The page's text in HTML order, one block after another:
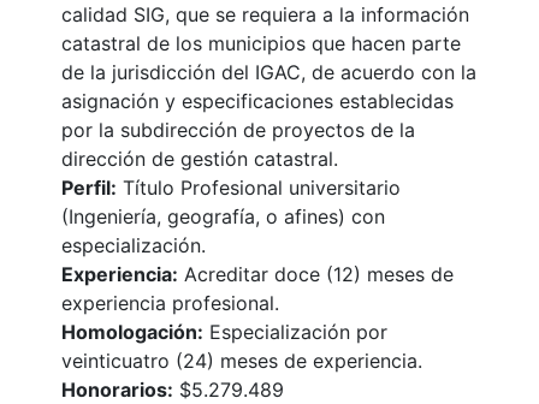
calidad SIG, que se requiera a la información
catastral de los municipios que hacen parte
de la jurisdicción del IGAC, de acuerdo con la
asignación y especificaciones establecidas
por la subdirección de proyectos de la
dirección de gestión catastral.
Perfil: Título Profesional universitario
(Ingeniería, geografía, o afines) con
especialización.
Experiencia: Acreditar doce (12) meses de
experiencia profesional.
Homologación: Especialización por
veinticuatro (24) meses de experiencia.
Honorarios: $5.279.489